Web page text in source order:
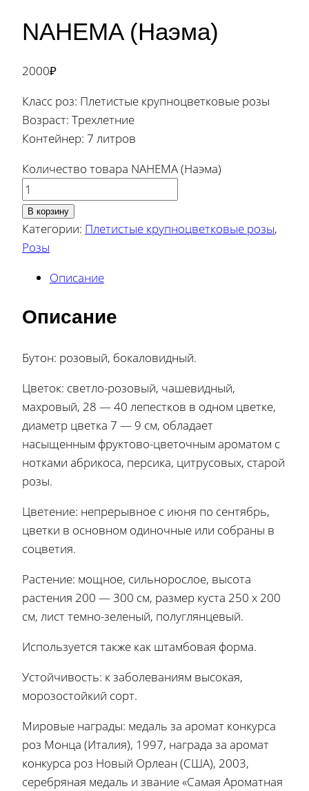
NAHEMA (Наэма)
2000₽
Класс роз: Плетистые крупноцветковые розы
Возраст: Трехлетние
Контейнер: 7 литров
Количество товара NAHEMA (Наэма)
В корзину
Категории: Плетистые крупноцветковые розы,
Розы
Описание
Описание
Бутон: розовый, бокаловидный.
Цветок: светло-розовый, чашевидный,
махровый, 28 — 40 лепестков в одном цветке,
диаметр цветка 7 — 9 см, обладает
насыщенным фруктово-цветочным ароматом с
нотками абрикоса, персика, цитрусовых, старой
розы.
Цветение: непрерывное с июня по сентябрь,
цветки в основном одиночные или собраны в
соцветия.
Растение: мощное, сильнорослое, высота
растения 200 — 300 см, размер куста 250 х 200
см, лист темно-зеленый, полуглянцевый.
Используется также как штамбовая форма.
Устойчивость: к заболеваниям высокая,
морозостойкий сорт.
Мировые награды: медаль за аромат конкурса
роз Монца (Италия), 1997, награда за аромат
конкурса роз Новый Орлеан (США), 2003,
серебряная медаль и звание «Самая Ароматная